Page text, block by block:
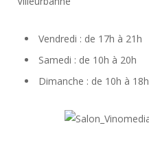
Vendredi : de 17h à 21h
Samedi : de 10h à 20h
Dimanche : de 10h à 18h